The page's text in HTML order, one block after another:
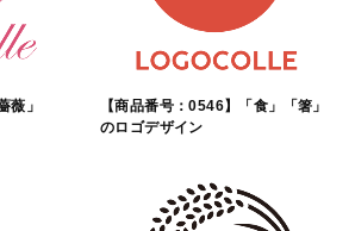
薇」
【商品番号：0546】「食」「箸」
のロゴデザイン